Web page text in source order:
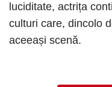
luciditate, actrița
culturi care, dincolo
aceeași scenă.